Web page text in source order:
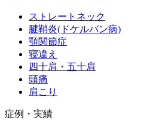
ストレートネック
腱鞘炎(ドケルバン病)
顎関節症
寝違え
四十肩・五十肩
頭痛
肩こり
症例・実績